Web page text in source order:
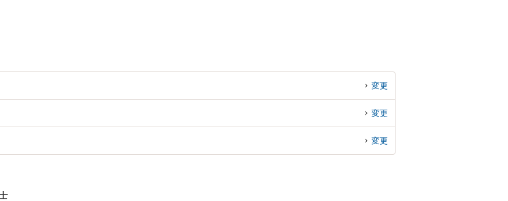
変更
変更
変更